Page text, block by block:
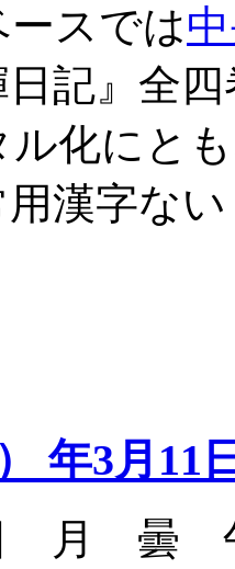
スでは
記』全
化にと
漢字な
年3月11
月 曇 午